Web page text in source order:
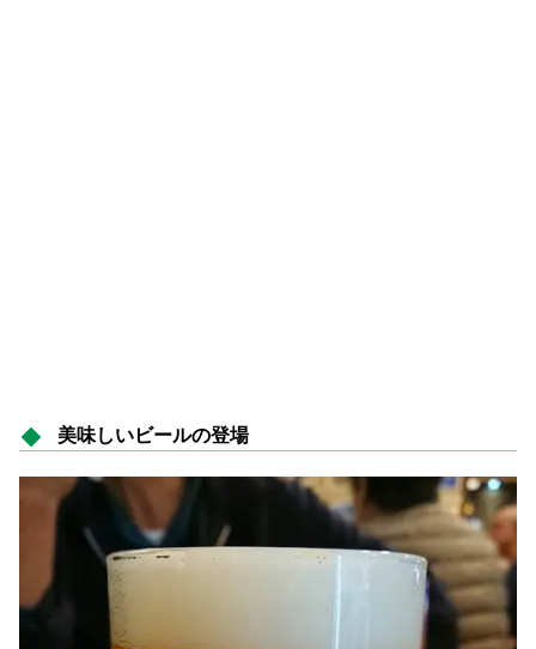
美味しいビールの登場